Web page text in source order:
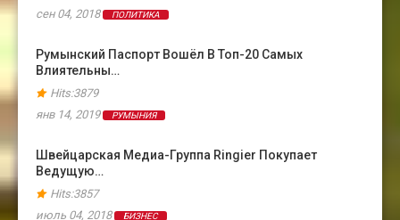
сен 04, 2018
ПОЛИТИКА
Румынский Паспорт Вошёл В Топ-20 Самых
Влиятельны…
Hits:3879
янв 14, 2019
РУМЫНИЯ
Швейцарская Медиа-Группа Ringier Покупает
Ведущую…
Hits:3857
июль 04, 2018
БИЗНЕС